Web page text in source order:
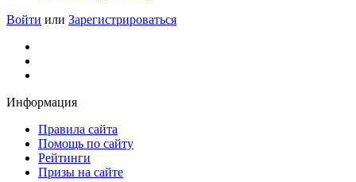
Войти или Зарегистрироваться
Информация
Правила сайта
Помощь по сайту
Рейтинги
Призы на сайте